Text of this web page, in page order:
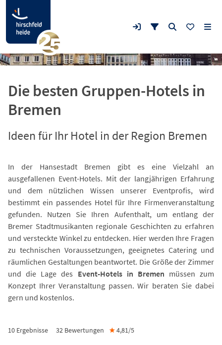
Die besten Gruppen-Hotels in
Bremen
Ideen für Ihr Hotel in der Region Bremen
In der Hansestadt Bremen gibt es eine Vielzahl an
ausgefallenen Event-Hotels. Mit der langjährigen Erfahrung
und dem nützlichen Wissen unserer Eventprofis, wird
bestimmt ein passendes Hotel für Ihre Firmenveranstaltung
gefunden. Nutzen Sie Ihren Aufenthalt, um entlang der
Bremer Stadtmusikanten regionale Geschichten zu erfahren
und versteckte Winkel zu entdecken. Hier werden Ihre Fragen
zu technischen Voraussetzungen, geeignetes Catering und
räumlichen Gestaltungen beantwortet. Die Größe der Zimmer
und die Lage des Event-Hotels in Bremen müssen zum
Konzept Ihrer Veranstaltung passen. Wir beraten Sie dabei
gern und kostenlos.
10 Ergebnisse 32 Bewertungen ★4,81/5